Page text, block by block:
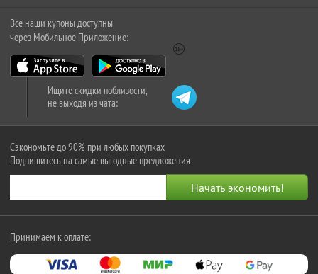
Все наши купоны доступны
через Мобильное Приложение:
Ищите скидки поблизости,
не выходя из чата:
Сэкономьте до 90% при любых покупках
Подпишитесь на самые выгодные предложения
Принимаем к оплате: